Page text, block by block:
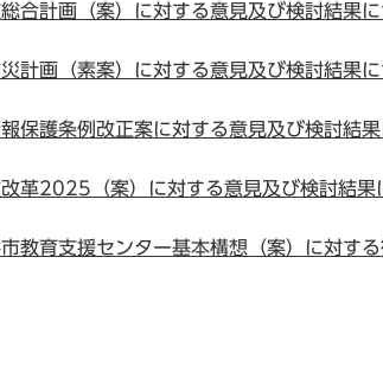
合計画（案）に対する意見及び検討結果
計画（素案）に対する意見及び検討結果
保護条例改正案に対する意見及び検討結
革2025（案）に対する意見及び検討結果
市教育支援センター基本構想（案）に対す